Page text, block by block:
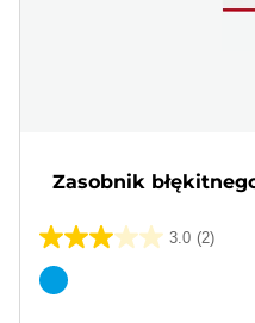
Zasobnik
3.0 (2)
3.0
na
Wkład